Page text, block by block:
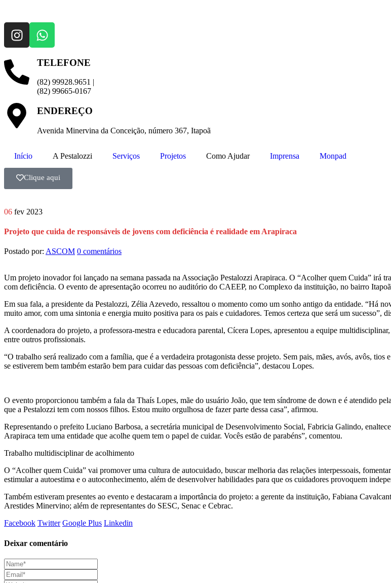
TELEFONE
(82) 99928.9651 |
(82) 99665-0167
ENDEREÇO
Avenida Minervina da Conceição, número 367, Itapoã
Início A Pestalozzi Serviços Projetos Como Ajudar Imprensa Monpad
Clique aqui
06 fev 2023
Projeto que cuida de responsáveis de jovens com deficiência é realidade em Arapiraca
Postado por: ASCOM 0 comentários
Um projeto inovador foi lançado na semana passada na Associação Pestalozzi Arapiraca. O “Acolher quem Cuida” irá
com deficiência. O evento de apresentação ocorreu no auditório do CAEEP, no Complexo da instituição, no bairro
Em sua fala, a presidente da Pestalozzi, Zélia Azevedo, ressaltou o momento como um sonho antigo da entidade. “Há
muito amor, com uma sintonia e energia muito positiva para os pais e cuidadores. Temos certeza que será um sucesso”,
A coordenadora do projeto, a professora-mestra e educadora parental, Cícera Lopes, apresentou a equipe
entre outros profissionais.
“O trabalho será realizado com a família, que é a verdadeira protagonista desse projeto. Sem pais, mães, avós, avôs,
se estiverem bem também estarão bem para cuidar das pessoas com deficiência”, destacou Lopes.
O evento proporcionou também a fala da Thaís Lopes, mãe do usuário João, que tem síndrome de down e é atendido
que a Pestalozzi tem com nossos filhos. Estou muito orgulhosa de fazer parte dessa casa”, afirmou.
Representando o prefeito Luciano Barbosa, a secretária municipal de Desenvolvimento Social, Fabricia Galindo,
Arapiraca tem uma entidade que acolhe quem tem o papel de cuidar. Vocês estão de parabéns”, comentou.
Trabalho multidisciplinar de acolhimento
O “Acolher quem Cuida” vai promover uma cultura de autocuidado, buscar melhoria das relações interpessoais,
estimular a autoestima e o autoconhecimento, além de desenvolver habilidades para que os cuidadores provoquem
Também estiveram presentes ao evento e destacaram a importância do projeto: a gerente da instituição, Fabiana
Arestides Minervino; além de representantes do SESC, Senac e Cebrac.
Facebook Twitter Google Plus Linkedin
Deixar comentário